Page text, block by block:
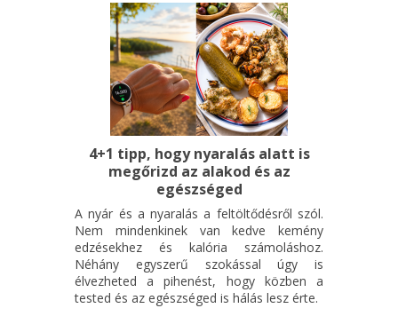
4+1 tipp, hogy nyaralás alatt is
megőrizd az alakod és az
egészséged
A nyár és a nyaralás a feltöltődésről szól.
Nem mindenkinek van kedve kemény
edzésekhez és kalória számoláshoz.
Néhány egyszerű szokással úgy is
élvezheted a pihenést, hogy közben a
tested és az egészséged is hálás lesz érte.